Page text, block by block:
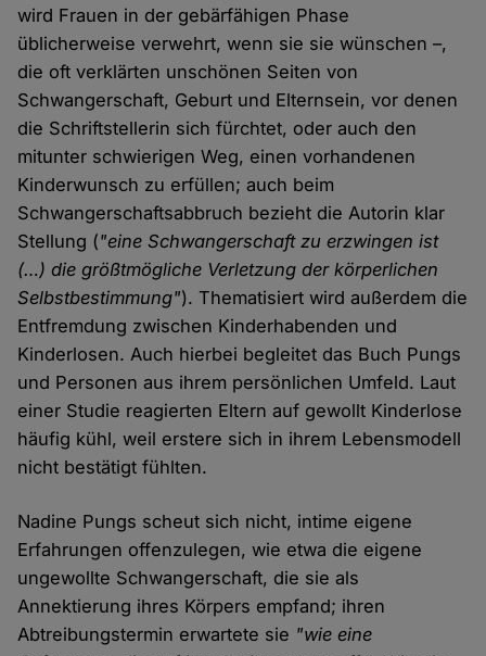
wird Frauen in der gebärfähigen Phase
üblicherweise verwehrt, wenn sie sie wünschen –,
die oft verklärten unschönen Seiten von
Schwangerschaft, Geburt und Elternsein, vor denen
die Schriftstellerin sich fürchtet, oder auch den
mitunter schwierigen Weg, einen vorhandenen
Kinderwunsch zu erfüllen; auch beim
Schwangerschaftsabbruch bezieht die Autorin klar
Stellung ("eine Schwangerschaft zu erzwingen ist
(…) die größtmögliche Verletzung der körperlichen
Selbstbestimmung"). Thematisiert wird außerdem die
Entfremdung zwischen Kinderhabenden und
Kinderlosen. Auch hierbei begleitet das Buch Pungs
und Personen aus ihrem persönlichen Umfeld. Laut
einer Studie reagierten Eltern auf gewollt Kinderlose
häufig kühl, weil erstere sich in ihrem Lebensmodell
nicht bestätigt fühlten.
Nadine Pungs scheut sich nicht, intime eigene
Erfahrungen offenzulegen, wie etwa die eigene
ungewollte Schwangerschaft, die sie als
Annektierung ihres Körpers empfand; ihren
Abtreibungstermin erwartete sie "wie eine